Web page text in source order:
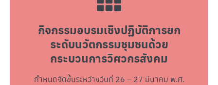
กิจกรรมอบรมเชิงปฏิบัติการยก
ระดับนวัตกรรมชุมชนด้วย
กระบวนการวิศวกรสังคม
กำหนดจัดขึ้นระหว่างวันที่ 26 – 27 มีนาคม พ.ศ.